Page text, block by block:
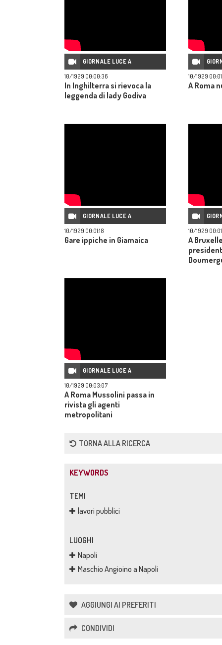
GIORNALE LUCE A
10/1929 00:00:36
In Inghilterra si rievoca la
leggenda di lady Godiva
10/1929
A Roma
GIORNALE LUCE A
10/1929 00:01:18
Gare ippiche in Giamaica
10/1929
A
GIORNALE LUCE A
10/1929 00:03:07
A Roma Mussolini passa in
rivista gli agenti
metropolitani
TORNA ALLA RICERCA
KEYWORDS
TEMI
lavori pubblici
LUOGHI
Napoli
Maschio Angioino a Napoli
AGGIUNGI AI PREFERITI
CONDIVIDI